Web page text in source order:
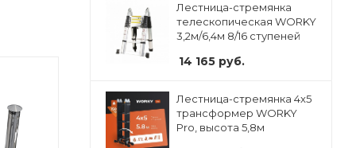
Лестница-стремянка
телескопическая WORKY
3,2м/6,4м 8/16 ступеней
14 165 руб.
Лестница-стремянка 4x5
трансформер WORKY
Pro, высота 5,8м